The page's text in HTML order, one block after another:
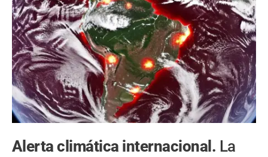
Alerta climática internacional. La